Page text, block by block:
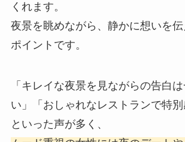
くれます。
夜景を眺めながら、静かに想いを
ポイントです。
「キレイな夜景を見ながらの告白
い」「おしゃれなレストランで特別
といった声が多く、